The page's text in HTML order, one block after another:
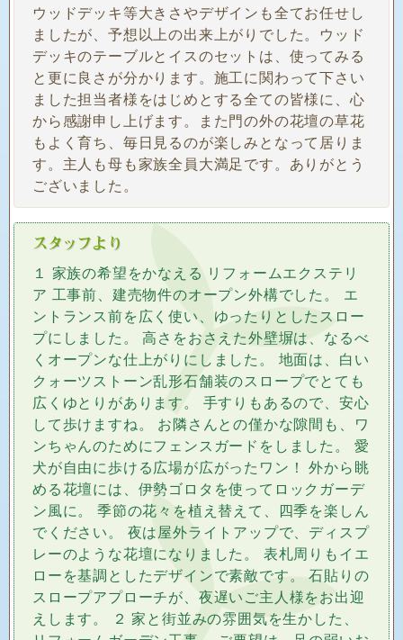
ウッドデッキ等大きさやデザインも全てお任せし
ましたが、予想以上の出来上がりでした。ウッド
デッキのテーブルとイスのセットは、使ってみる
と更に良さが分かります。施工に関わって下さい
ました担当者様をはじめとする全ての皆様に、心
から感謝申し上げます。また門の外の花壇の草花
もよく育ち、毎日見るのが楽しみとなって居りま
す。主人も母も家族全員大満足です。ありがとう
ございました。
１ 家族の希望をかなえる リフォームエクステリ
ア 工事前、建売物件のオープン外構でした。 エ
ントランス前を広く使い、ゆったりとしたスロー
プにしました。 高さをおさえた外壁塀は、なるべ
くオープンな仕上がりにしました。 地面は、白い
クォーツストーン乱形石舗装のスロープでとても
広くゆとりがあります。 手すりもあるので、安心
して歩けますね。 お隣さんとの僅かな隙間も、ワ
ンちゃんのためにフェンスガードをしました。 愛
犬が自由に歩ける広場が広がったワン！ 外から眺
める花壇には、伊勢ゴロタを使ってロックガーデ
ン風に。 季節の花々を植え替えて、四季を楽しん
でください。 夜は屋外ライトアップで、ディスプ
レーのような花壇になりました。 表札周りもイエ
ローを基調としたデザインで素敵です。 石貼りの
スロープアプローチが、夜遅いご主人様をお出迎
えします。 ２ 家と街並みの雰囲気を生かした、